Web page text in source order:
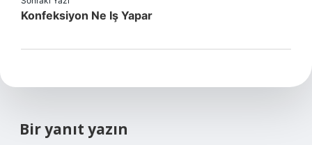
Konfeksiyon Ne Iş Yapar
Bir yanıt yazın